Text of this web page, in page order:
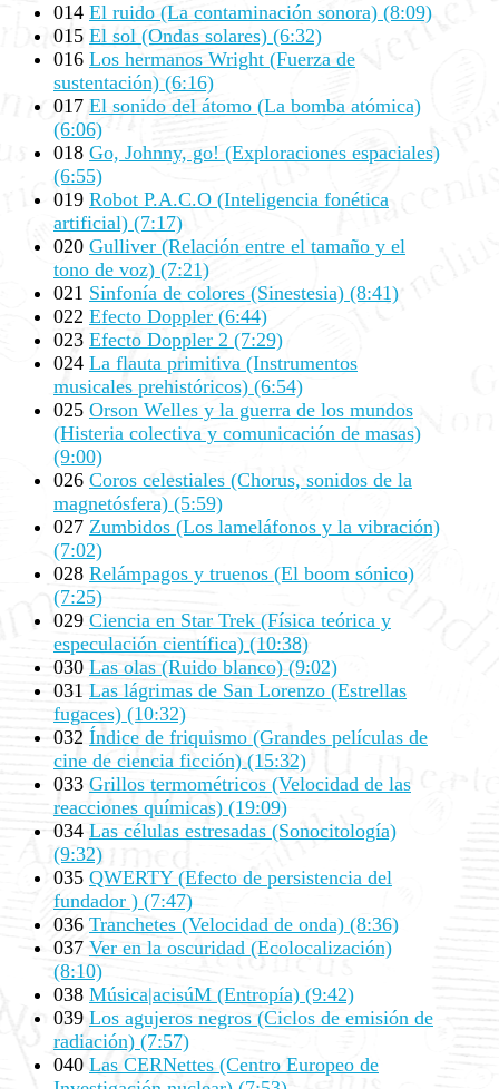
014 El ruido (La contaminación sonora) (8:09)
015 El sol (Ondas solares) (6:32)
016 Los hermanos Wright (Fuerza de
sustentación) (6:16)
017 El sonido del átomo (La bomba atómica)
(6:06)
018 Go, Johnny, go! (Exploraciones espaciales)
(6:55)
019 Robot P.A.C.O (Inteligencia fonética
artificial) (7:17)
020 Gulliver (Relación entre el tamaño y el
tono de voz) (7:21)
021 Sinfonía de colores (Sinestesia) (8:41)
022 Efecto Doppler (6:44)
023 Efecto Doppler 2 (7:29)
024 La flauta primitiva (Instrumentos
musicales prehistóricos) (6:54)
025 Orson Welles y la guerra de los mundos
(Histeria colectiva y comunicación de masas)
(9:00)
026 Coros celestiales (Chorus, sonidos de la
magnetósfera) (5:59)
027 Zumbidos (Los lameláfonos y la vibración)
(7:02)
028 Relámpagos y truenos (El boom sónico)
(7:25)
029 Ciencia en Star Trek (Física teórica y
especulación científica) (10:38)
030 Las olas (Ruido blanco) (9:02)
031 Las lágrimas de San Lorenzo (Estrellas
fugaces) (10:32)
032 Índice de friquismo (Grandes películas de
cine de ciencia ficción) (15:32)
033 Grillos termométricos (Velocidad de las
reacciones químicas) (19:09)
034 Las células estresadas (Sonocitología)
(9:32)
035 QWERTY (Efecto de persistencia del
fundador ) (7:47)
036 Tranchetes (Velocidad de onda) (8:36)
037 Ver en la oscuridad (Ecolocalización)
(8:10)
038 Música|acisúM (Entropía) (9:42)
039 Los agujeros negros (Ciclos de emisión de
radiación) (7:57)
040 Las CERNettes (Centro Europeo de